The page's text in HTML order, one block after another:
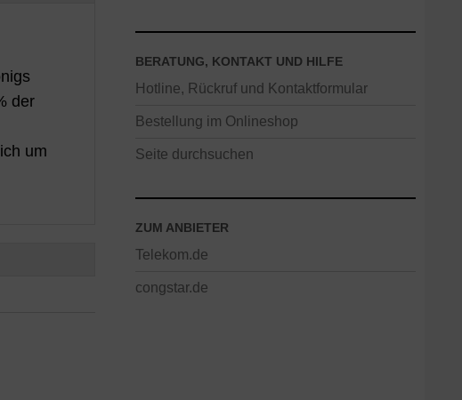
der
um
BERATUNG, KONTAKT UND HILFE
Hotline, Rückruf und Kontaktformular
Bestellung im Onlineshop
Seite durchsuchen
ZUM ANBIETER
Telekom.de
congstar.de